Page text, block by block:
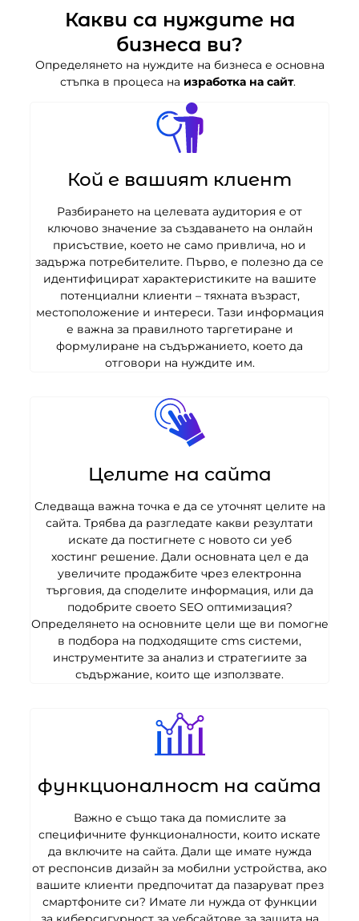
Какви са нуждите на
бизнеса ви?
Определянето на нуждите на бизнеса е основна
стъпка в процеса на изработка на сайт.
Кой е вашият клиент
Разбирането на целевата аудитория е от
ключово значение за създаването на онлайн
присъствие, което не само привлича, но и
задържа потребителите. Първо, е полезно да се
идентифицират характеристиките на вашите
потенциални клиенти – тяхната възраст,
местоположение и интереси. Тази информация
е важна за правилното таргетиране и
формулиране на съдържанието, което да
отговори на нуждите им.
Целите на сайта
Следваща важна точка е да се уточнят целите на
сайта. Трябва да разгледате какви резултати
искате да постигнете с новото си уеб
хостинг решение. Дали основната цел е да
увеличите продажбите чрез електронна
търговия, да споделите информация, или да
подобрите своето SEO оптимизация?
Определянето на основните цели ще ви помогне
в подбора на подходящите cms системи,
инструментите за анализ и стратегиите за
съдържание, които ще използвате.
функционалност на сайта
Важно е също така да помислите за
специфичните функционалности, които искате
да включите на сайта. Дали ще имате нужда
от респонсив дизайн за мобилни устройства, ако
вашите клиенти предпочитат да пазаруват през
смартфоните си? Имате ли нужда от функции